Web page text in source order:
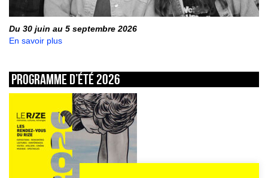
Du 30 juin au 5 septembre 2026
En savoir plus
Programme d’été 2026